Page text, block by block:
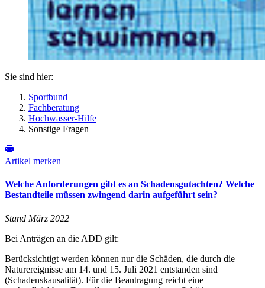
Sie sind hier:
Sportbund
Fachberatung
Hochwasser-Hilfe
Sonstige Fragen
Artikel merken
Welche Anforderungen gibt es an Schadensgutachten? Welche
Bestandteile müssen zwingend darin aufgeführt sein?
Stand März 2022
Bei Anträgen an die ADD gilt:
Berücksichtigt werden können nur die Schäden, die durch die
Naturereignisse am 14. und 15. Juli 2021 entstanden sind
(Schadenskausalität). Für die Beantragung reicht eine